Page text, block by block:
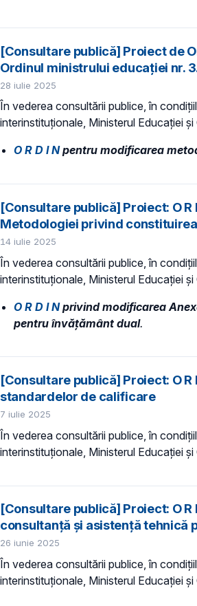
[Consultare publică] Proiect de
Ordinul ministrului educației nr.
28 iulie 2025
În vederea consultării publice, în
interinstituționale, Ministerul Educaţiei
O R D I Npentru modificarea
[Consultare publică] Proiect: O
Metodologiei privind
14 iulie 2025
În vederea consultării publice, în
interinstituționale, Ministerul Educaţiei
O R D I Nprivind modificarea
pentru învățământ dual.
[Consultare publică] Proiect: O
standardelor de calificare
7 iulie 2025
În vederea consultării publice, în
interinstituționale, Ministerul Educaţiei
[Consultare publică] Proiect: O
consultanţă şi asistenţă tehnică
26 iunie 2025
În vederea consultării publice, în
interinstituționale, Ministerul Educaţiei